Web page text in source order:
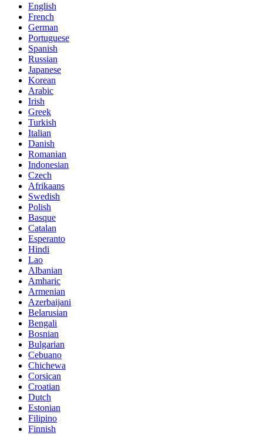
English
French
German
Portuguese
Spanish
Russian
Japanese
Korean
Arabic
Irish
Greek
Turkish
Italian
Danish
Romanian
Indonesian
Czech
Afrikaans
Swedish
Polish
Basque
Catalan
Esperanto
Hindi
Lao
Albanian
Amharic
Armenian
Azerbaijani
Belarusian
Bengali
Bosnian
Bulgarian
Cebuano
Chichewa
Corsican
Croatian
Dutch
Estonian
Filipino
Finnish